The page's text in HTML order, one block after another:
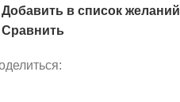
Добавить в список желаний
Сравнить